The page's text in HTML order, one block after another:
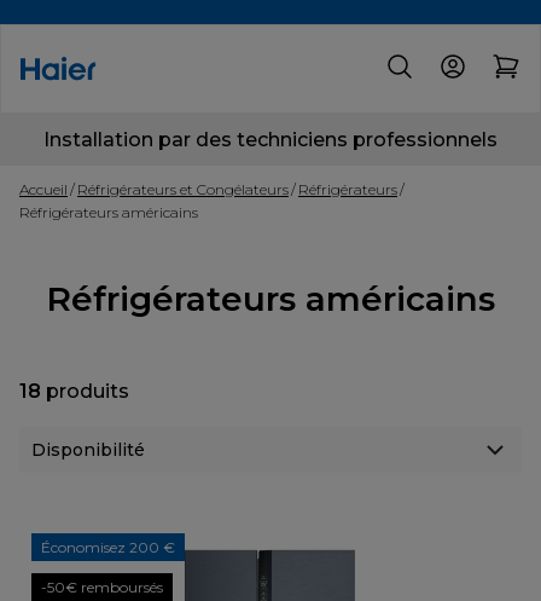
Installation par des techniciens professionnels
Accueil Réfrigérateurs et Congélateurs Réfrigérateurs
Réfrigérateurs américains
Réfrigérateurs américains
18 produits
Économisez 200 €
-50€ remboursés